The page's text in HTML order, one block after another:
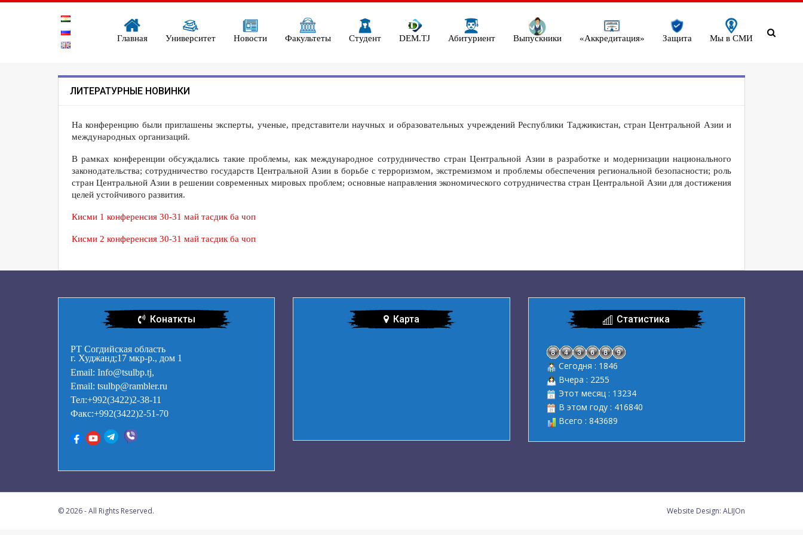
Главная Университет Новости Факультеты Студент DEM.TJ Абитуриент Выпускники «Аккредитация» Защита Мы в СМИ
ЛИТЕРАТУРНЫЕ НОВИНКИ
На конференцию были приглашены эксперты, ученые, представители научных и образовательных учреждений Республики Таджикистан, стран Центральной Азии и
международных организаций.
В рамках конференции обсуждались такие проблемы, как международное сотрудничество стран Центральной Азии в разработке и модернизации национального
законодательства; сотрудничество государств Центральной Азии в борьбе с терроризмом, экстремизмом и проблемы обеспечения региональной безопасности; роль
стран Центральной Азии в решении современных мировых проблем; основные направления экономического сотрудничества стран Центральной Азии для достижения
целей устойчивого развития.
Кисми 1 конференсия 30-31 май тасдик ба чоп
Кисми 2 конференсия 30-31 май тасдик ба чоп
Конаткты
РТ Согдийская область
г. Худжанд;17 мкр-р., дом 1
Email: Info@tsulbp.tj,
Email: tsulbp@rambler.ru
Тел:+992(3422)2-38-11
Факс:+992(3422)2-51-70
Карта Статистика
Сегодня : 1846
Вчера : 2255
Этот месяц : 13234
В этом году : 416840
Всего : 843689
© 2026 - All Rights Reserved. Website Design: ALIJOn